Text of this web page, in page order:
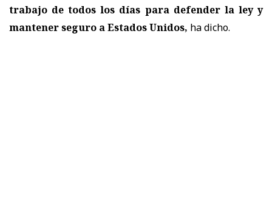
trabajo de todos los días para defender la ley y
mantener seguro a Estados Unidos, ha dicho.